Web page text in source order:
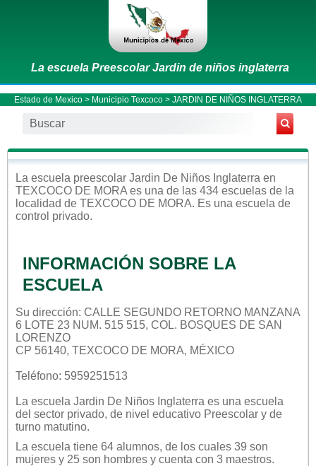
La escuela Preescolar Jardin de niños inglaterra
Estado de Mexico > Municipio Texcoco > JARDIN DE NIÑOS INGLATERRA
La escuela preescolar Jardin De Niños Inglaterra en
TEXCOCO DE MORA es una de las 434 escuelas de la
localidad de TEXCOCO DE MORA. Es una escuela de
control privado.
INFORMACIÓN SOBRE LA
ESCUELA
Su dirección: CALLE SEGUNDO RETORNO MANZANA
6 LOTE 23 NUM. 515 515, COL. BOSQUES DE SAN
LORENZO
CP 56140, TEXCOCO DE MORA, MÉXICO
Teléfono: 5959251513
La escuela Jardin De Niños Inglaterra es una escuela
del sector privado, de nivel educativo Preescolar y de
turno matutino.
La escuela tiene 64 alumnos, de los cuales 39 son
mujeres y 25 son hombres y cuenta con 3 maestros.